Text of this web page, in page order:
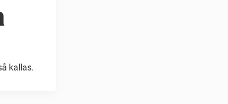
kallas.